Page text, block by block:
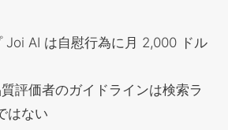
Joi AI は自慰行為に月 2,000 ドル
評価者のガイドラインは検索ラ
はない